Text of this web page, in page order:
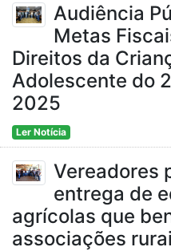
Audiência
Metas
Direitos da
Adolescente do
2025
Ler Notícia
Vereadores
entrega de
agrícolas que
associações